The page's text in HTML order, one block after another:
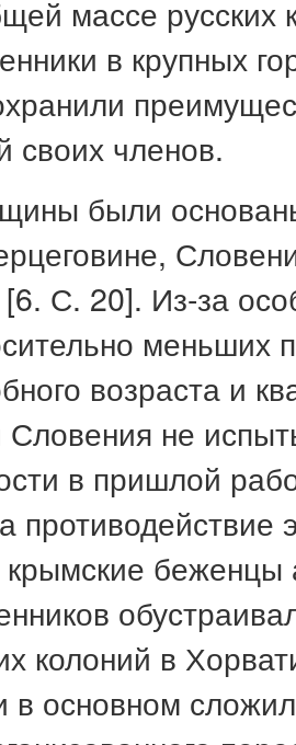
массе русских
в крупных
своих членов.
были
С. 20]. Из-за
меньших
возраста и
не
в пришлой
противодействие
беженцы
колоний в
в основном